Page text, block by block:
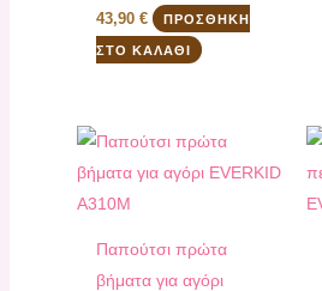
43,90€ ΠΡΟΣΘΉΚΗ
ΣΤΟ ΚΑΛΆΘΙ
Παπούτσι πρώτα
βήματα για αγόρι